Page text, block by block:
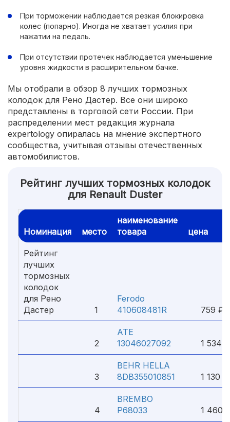
При торможении наблюдается резкая блокировка
колес (попарно). Иногда не хватает усилия при
нажатии на педаль.
При отсутствии протечек наблюдается уменьшение
уровня жидкости в расширительном бачке.
Мы отобрали в обзор 8 лучших тормозных
колодок для Рено Дастер. Все они широко
представлены в торговой сети России. При
распределении мест редакция журнала
expertology опиралась на мнение экспертного
сообщества, учитывая отзывы отечественных
автомобилистов.
Рейтинг лучших тормозных колодок
для Renault Duster
Номинация место
наименование
товара
цена
Рейтинг
лучших
тормозных
колодок
для Рено
Дастер
1
Ferodo
410608481R
759 ₽
2
ATE
13046027092
1 534 ₽
3
BEHR HELLA
8DB355010851
1 130 ₽
4
BREMBO
P68033
1 460